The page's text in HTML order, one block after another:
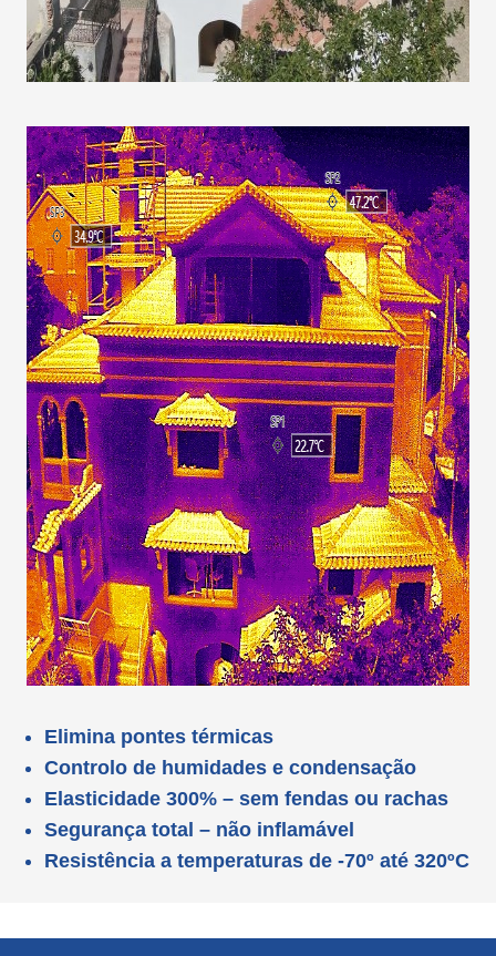
Elimina pontes térmicas
Controlo de humidades e condensação
Elasticidade 300% – sem fendas ou rachas
Segurança total – não inflamável
Resistência a temperaturas de -70º até 320ºC